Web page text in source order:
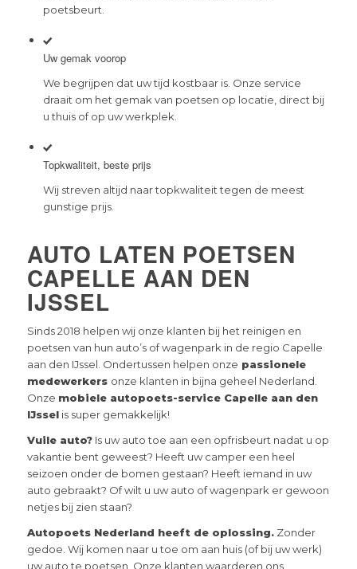
poetsbeurt.
Uw gemak voorop
We begrijpen dat uw tijd kostbaar is. Onze service
draait om het gemak van poetsen op locatie, direct bij
u thuis of op uw werkplek.
Topkwaliteit, beste prijs
Wij streven altijd naar topkwaliteit tegen de meest
gunstige prijs.
AUTO LATEN POETSEN
CAPELLE AAN DEN
IJSSEL
Sinds 2018 helpen wij onze klanten bij het reinigen en
poetsen van hun auto’s of wagenpark in de regio Capelle
aan den IJssel. Ondertussen helpen onze passionele
medewerkers onze klanten in bijna geheel Nederland.
Onze mobiele autopoets-service Capelle aan den
IJsselis super gemakkelijk!
Vuile auto?Is uw auto toe aan een opfrisbeurt nadat u op
vakantie bent geweest? Heeft uw camper een heel
seizoen onder de bomen gestaan? Heeft iemand in uw
auto gebraakt? Of wilt u uw auto of wagenpark er gewoon
netjes bij zien staan?
Autopoets Nederland heeft de oplossing.Zonder
gedoe. Wij komen naar u toe om aan huis (of bij uw werk)
uw auto te poetsen. Onze klanten waarderen ons